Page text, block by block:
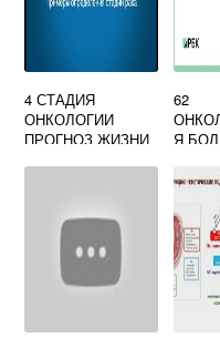
4 СТАДИЯ
ОНКОЛОГИИ
ПРОГНОЗ ЖИЗНИ
62
Я